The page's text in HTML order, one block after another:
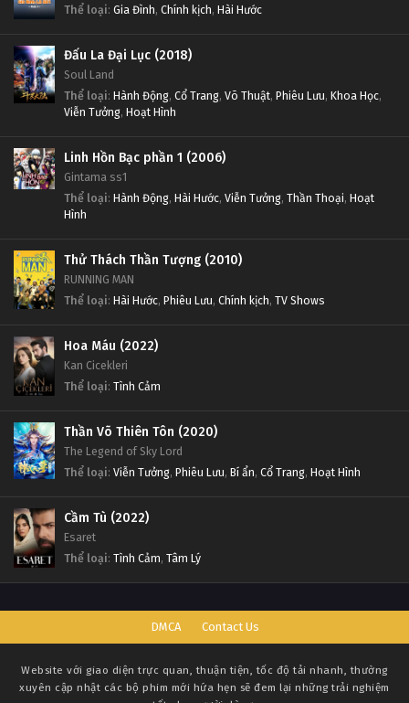
Thể loại: Gia Đình, Chính kịch, Hài Hước
Đấu La Đại Lục (2018)
Soul Land
Thể loại: Hành Động, Cổ Trang, Võ Thuật, Phiêu Lưu, Khoa Học,
Viễn Tưởng, Hoạt Hình
Linh Hồn Bạc phần 1 (2006)
Gintama ss1
Thể loại: Hành Động, Hài Hước, Viễn Tưởng, Thần Thoại, Hoạt
Hình
Thử Thách Thần Tượng (2010)
RUNNING MAN
Thể loại: Hài Hước, Phiêu Lưu, Chính kịch, TV Shows
Hoa Máu (2022)
Kan Cicekleri
Thể loại: Tình Cảm
Thần Võ Thiên Tôn (2020)
The Legend of Sky Lord
Thể loại: Viễn Tưởng, Phiêu Lưu, Bí ẩn, Cổ Trang, Hoạt Hình
Cầm Tù (2022)
Esaret
Thể loại: Tình Cảm, Tâm Lý
DMCA Contact Us
Website với giao diện trực quan, thuận tiện, tốc độ tải nhanh, thường
xuyên cập nhật các bộ phim mới hứa hẹn sẽ đem lại những trải nghiệm